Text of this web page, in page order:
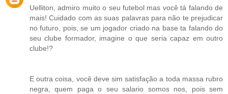
Uelliton, admiro muito o seu futebol mas você tá falando de
mais! Cuidado com as suas palavras para não te prejudicar
no futuro, pois, se um jogador criado na base ta falando do
seu clube formador, imagine o que seria capaz em outro
clube!?
E outra coisa, você deve sim satisfação a toda massa rubro
negra, quem paga o seu salario somos nos, pois sem